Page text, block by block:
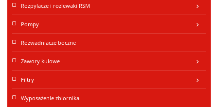
Rozpylacze i rozlewaki RSM keyboard_arrow_right
Pompy keyboard_arrow_right
Rozwadniacze boczne
Zawory kulowe keyboard_arrow_right
Filtry keyboard_arrow_right
Wyposażenie zbiornika